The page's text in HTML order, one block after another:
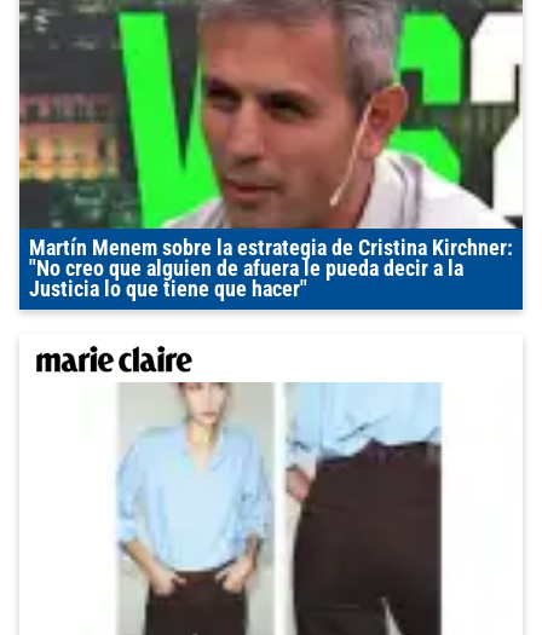
Martín Menem sobre la estrategia de Cristina Kirchner:
"No creo que alguien de afuera le pueda decir a la
Justicia lo que tiene que hacer"